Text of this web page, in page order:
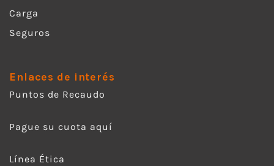
Carga
Seguros
Enlaces de interés
Puntos de Recaudo
Pague su cuota aquí
Línea Ética